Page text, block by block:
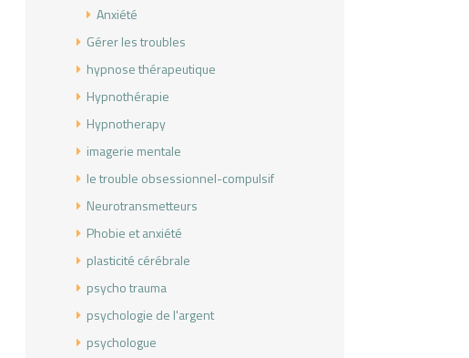
Anxiété
Gérer les troubles
hypnose thérapeutique
Hypnothérapie
Hypnotherapy
imagerie mentale
le trouble obsessionnel-compulsif
Neurotransmetteurs
Phobie et anxiété
plasticité cérébrale
psycho trauma
psychologie de l'argent
psychologue